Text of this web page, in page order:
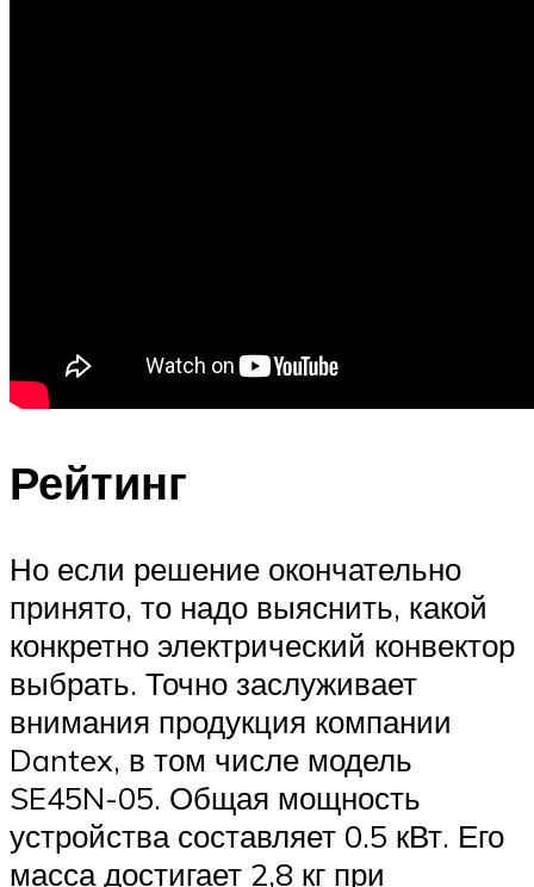
Рейтинг
Но если решение окончательно
принято, то надо выяснить, какой
конкретно электрический конвектор
выбрать. Точно заслуживает
внимания продукция компании
Dantex, в том числе модель
SE45N-05. Общая мощность
устройства составляет 0.5 кВт. Его
масса достигает 2,8 кг при